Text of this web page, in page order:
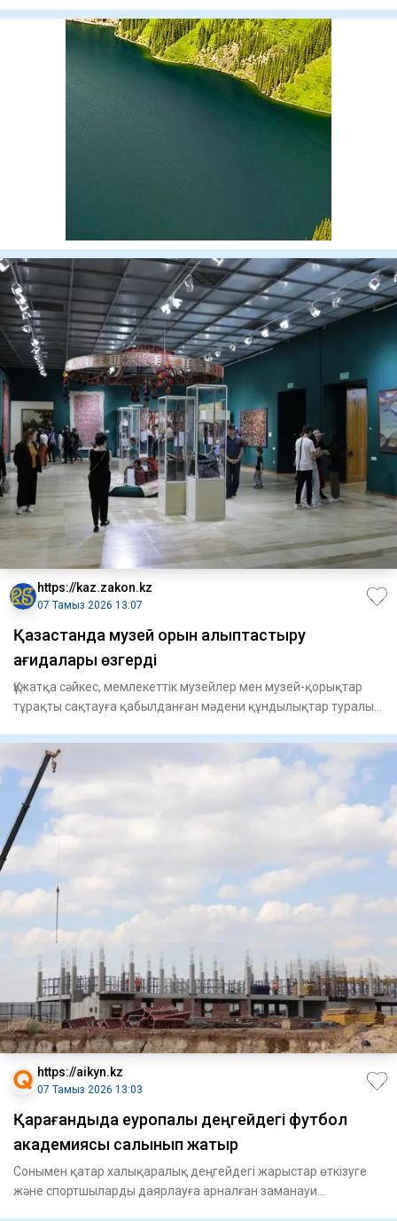
https://kaz.zakon.kz
07 Тамыз 2026 13:07
Қазақстанда музей қорын қалыптастыру
қағидалары өзгерді
Құжатқа сәйкес, мемлекеттік музейлер мен музей-қорықтар
тұрақты сақтауға қабылданған мәдени құндылықтар туралы
https://aikyn.kz
07 Тамыз 2026 13:03
Қарағандыда еуропалық деңгейдегі футбол
академиясы салынып жатыр
Сонымен қатар халықаралық деңгейдегі жарыстар өткізуге
және спортшыларды даярлауға арналған заманауи